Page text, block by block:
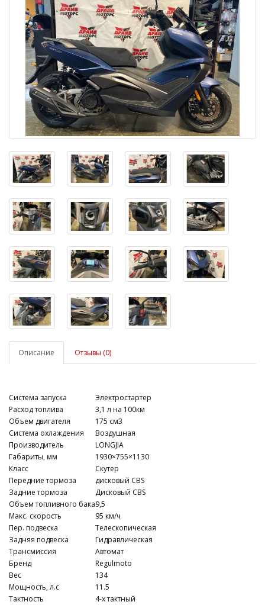
Описание Отзывы (0)
Система запуска
Электростартер
Расход топлива
3,1 л на 100км
Объем двигателя
175 см3
Система охлаждения
Воздушная
Производитель
LONGJIA
Габариты, мм
1930×755×1130
Класс
Скутер
Передние тормоза
дисковый CBS
Задние тормоза
Дисковый CBS
Объем топливного бака9,5
Макс. скорость
95 км/ч
Пер. подвеска
Телескопическая
Задняя подвеска
Гидравлическая
Трансмиссия
Автомат
Бренд
Regulmoto
Вес
134
Мощность, л.с
11.5
Тактность
4-x тактный